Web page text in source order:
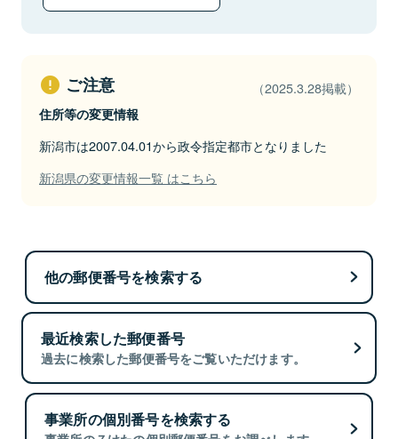
ご注意 （2025.3.28掲載）
住所等の変更情報
新潟市は2007.04.01から政令指定都市となりました
新潟県の変更情報一覧 はこちら
他の郵便番号を検索する
最近検索した郵便番号
過去に検索した郵便番号をご覧いただけます。
事業所の個別番号を検索する